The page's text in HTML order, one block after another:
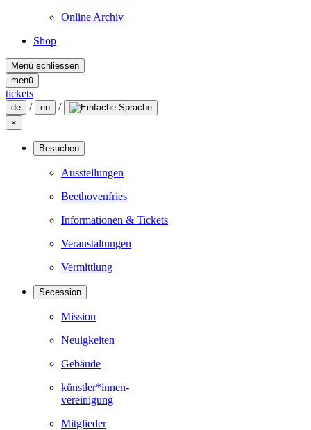
Online Archiv
Shop
Menü schliessen
menü
tickets
de / en /
×
Besuchen
Ausstellungen
Beethovenfries
Informationen & Tickets
Veranstaltungen
Vermittlung
Secession
Mission
Neuigkeiten
Gebäude
künstler*innen-
vereinigung
Mitglieder